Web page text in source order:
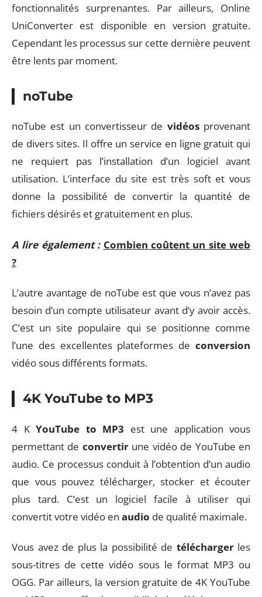
fonctionnalités surprenantes. Par ailleurs, Online
UniConverter est disponible en version gratuite.
Cependant les processus sur cette dernière peuvent
être lents par moment.
noTube
noTube est un convertisseur de vidéosprovenant
de divers sites. Il offre un service en ligne gratuit qui
ne requiert pas l’installation d’un logiciel avant
utilisation. L’interface du site est très soft et vous
donne la possibilité de convertir la quantité de
fichiers désirés et gratuitement en plus.
A lire également : Combien coûtent un site web
?
L’autre avantage de noTube est que vous n’avez pas
besoin d’un compte utilisateur avant d’y avoir accès.
C’est un site populaire qui se positionne comme
l’une des excellentes plateformes de conversion
vidéo sous différents formats.
4K YouTube to MP3
4 K YouTube to MP3 est une application vous
permettant de convertirune vidéo de YouTube en
audio. Ce processus conduit à l’obtention d’un audio
que vous pouvez télécharger, stocker et écouter
plus tard. C’est un logiciel facile à utiliser qui
convertit votre vidéo en audio de qualité maximale.
Vous avez de plus la possibilité de téléchargerles
sous-titres de cette vidéo sous le format MP3 ou
OGG. Par ailleurs, la version gratuite de 4K YouTube